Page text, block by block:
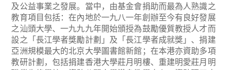
及公益事業之發展。當中，由基金會捐助而最為人熟識之
教育項目包括：在內地於一九八一年創辦至今有良好發展
之汕頭大學、一九九九年開始頒授為鼓勵優質教授人才而
設之「長江學者獎勵計劃」及「長江學者成就獎」、捐建
亞洲規模最大的北京大學圖書館新館；在本港亦資助多項
教研計劃，包括捐建香港大學莊月明樓、重建明愛莊月明